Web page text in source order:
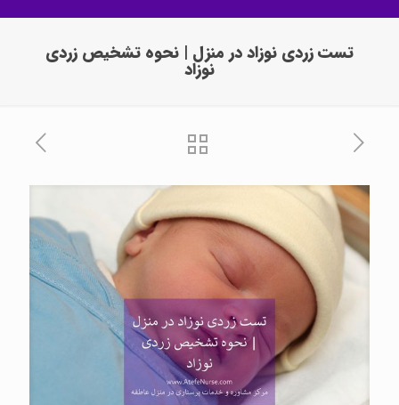
تست زردی نوزاد در منزل | نحوه تشخیص زردی
نوزاد